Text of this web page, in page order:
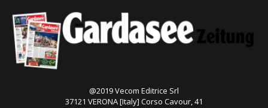
@2019 Vecom Editrice Srl
37121 VERONA [Italy] Corso Cavour, 41